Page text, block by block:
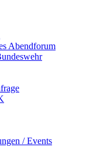
Abendforum
/ Events